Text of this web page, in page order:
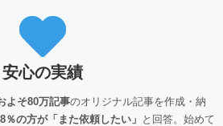
安心の実績
よそ80万記事のオリジナル記事を作成・納
の方が「また依頼したい」 と回答。始めて